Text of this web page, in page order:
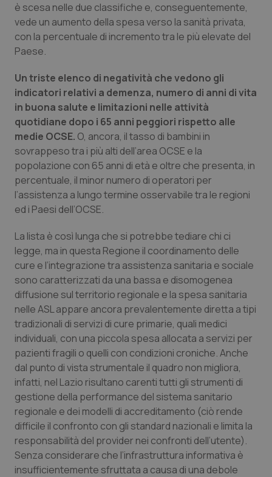
Calabria
Campania
Emilia-Romagna
Friuli Venezia Giulia
Lazio
Liguria
Lombardia
Marche
Molise
Piemonte
Provincia Autonoma di Bolzano
Provincia Autonoma di Trento
Puglia
Sardegna
Sicilia
Asma & BPCO
Car-T
Colesterolo & coronaropatie
Dermatite Atopica
Diabete & glucometri
Disturbi dell’umore
Dolore
Donna & Salute
Epatiti
HIV
Infezioni & Febbre
Ipertensione & Scompenso
Malattie rare
Malattia di Crohn & Rettocolite Ulcerosa
Neuroscienze & patologie neurodegenerative
è scesa nelle due classifiche e, conseguentemente,
vede un aumento della spesa verso la sanità privata,
con la percentuale di incremento tra le più elevate del
Paese.
Un triste elenco di negatività che vedono gli
indicatori relativi a demenza, numero di anni di vita
in buona salute e limitazioni nelle attività
quotidiane dopo i 65 anni peggiori rispetto alle
medie OCSE. O, ancora, il tasso di bambini in
sovrappeso tra i più alti dell’area OCSE e la
popolazione con 65 anni di età e oltre che presenta, in
percentuale, il minor numero di operatori per
l’assistenza a lungo termine osservabile tra le regioni
ed i Paesi dell’OCSE.
La lista è così lunga che si potrebbe tediare chi ci
legge, ma in questa Regione il coordinamento delle
cure e l’integrazione tra assistenza sanitaria e sociale
sono caratterizzati da una bassa e disomogenea
diffusione sul territorio regionale e la spesa sanitaria
nelle ASL appare ancora prevalentemente diretta a tipi
tradizionali di servizi di cure primarie, quali medici
individuali, con una piccola spesa allocata a servizi per
pazienti fragili o quelli con condizioni croniche. Anche
dal punto di vista strumentale il quadro non migliora,
infatti, nel Lazio risultano carenti tutti gli strumenti di
gestione della performance del sistema sanitario
regionale e dei modelli di accreditamento (ciò rende
difficile il confronto con gli standard nazionali e limita la
responsabilità del provider nei confronti dell’utente).
Senza considerare che l’infrastruttura informativa è
insufficientemente sfruttata a causa di una debole